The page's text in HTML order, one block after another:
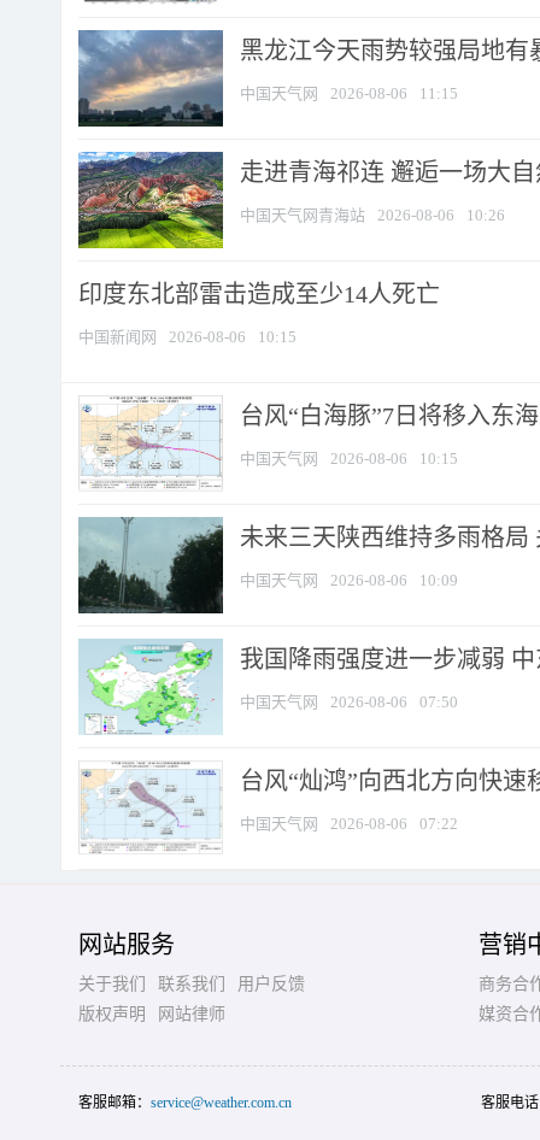
黑龙江今天雨势较强局地有
中国天气网 2026-08-06 11:15
走进青海祁连 邂逅一场大
中国天气网青海站 2026-08-06 10:26
印度东北部雷击造成至少14人死亡
中国新闻网 2026-08-06 10:15
台风“白海豚”7日将移入东
中国天气网 2026-08-06 10:15
未来三天陕西维持多雨格局
中国天气网 2026-08-06 10:09
我国降雨强度进一步减弱
中国天气网 2026-08-06 07:50
台风“灿鸿”向西北方向快
中国天气网 2026-08-06 07:22
网站服务
关于我们 联系我们
用户反馈
版权声明
网站律师
营销
商务合
媒资合
客服邮箱： service@weather.com.cn 客服电